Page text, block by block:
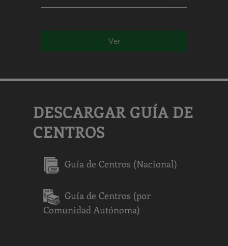
Ver
DESCARGAR GUÍA DE
CENTROS
Guía de Centros (Nacional)
Guía de Centros (por
Comunidad Autónoma)